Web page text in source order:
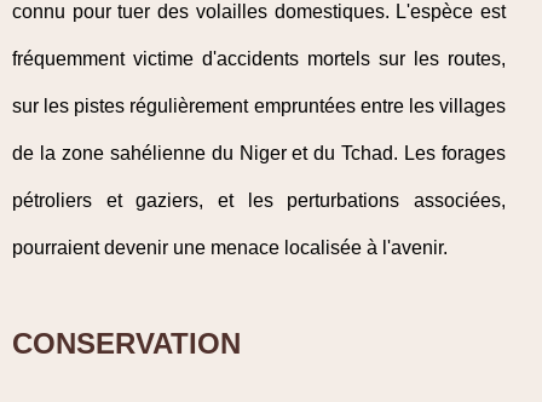
connu pour tuer des volailles domestiques. L'espèce est
fréquemment victime d'accidents mortels sur les routes,
sur les pistes régulièrement empruntées entre les villages
de la zone sahélienne du Niger et du Tchad. Les forages
pétroliers et gaziers, et les perturbations associées,
pourraient devenir une menace localisée à l'avenir.
CONSERVATION